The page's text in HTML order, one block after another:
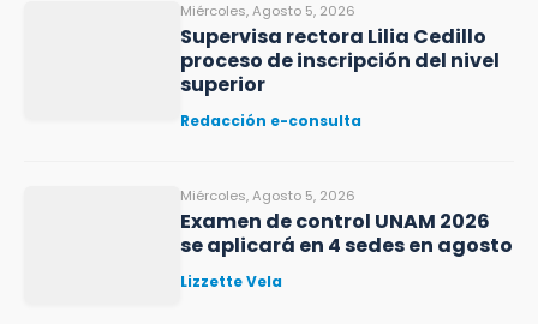
Miércoles, Agosto 5, 2026
Supervisa rectora Lilia Cedillo
proceso de inscripción del nivel
superior
Redacción e-consulta
Miércoles, Agosto 5, 2026
Examen de control UNAM 2026
se aplicará en 4 sedes en agosto
Lizzette Vela